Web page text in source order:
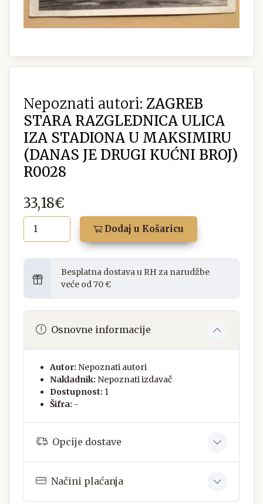
Nepoznati autori: ZAGREB
STARA RAZGLEDNICA ULICA
IZA STADIONA U MAKSIMIRU
(DANAS JE DRUGI KUĆNI BROJ)
R0028
33,18€
Dodaj u Košaricu
Besplatna dostava u RH za narudžbe
veće od 70 €
Osnovne informacije
Autor: Nepoznati autori
Nakladnik: Nepoznati izdavač
Dostupnost: 1
Šifra: -
Opcije dostave
Načini plaćanja